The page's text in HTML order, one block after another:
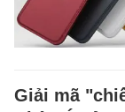
Giải mã